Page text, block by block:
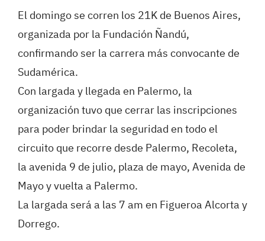
El domingo se corren los 21K de Buenos Aires,
organizada por la Fundación Ñandú,
confirmando ser la carrera más convocante de
Sudamérica.
Con largada y llegada en Palermo, la
organización tuvo que cerrar las inscripciones
para poder brindar la seguridad en todo el
circuito que recorre desde Palermo, Recoleta,
la avenida 9 de julio, plaza de mayo, Avenida de
Mayo y vuelta a Palermo.
La largada será a las 7 am en Figueroa Alcorta y
Dorrego.